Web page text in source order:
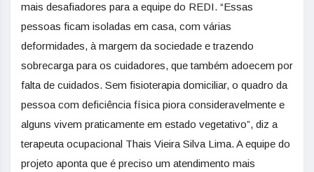
mais desafiadores para a equipe do REDI. “Essas
pessoas ficam isoladas em casa, com várias
deformidades, à margem da sociedade e trazendo
sobrecarga para os cuidadores, que também adoecem por
falta de cuidados. Sem fisioterapia domiciliar, o quadro da
pessoa com deficiência física piora consideravelmente e
alguns vivem praticamente em estado vegetativo”, diz a
terapeuta ocupacional Thais Vieira Silva Lima. A equipe do
projeto aponta que é preciso um atendimento mais